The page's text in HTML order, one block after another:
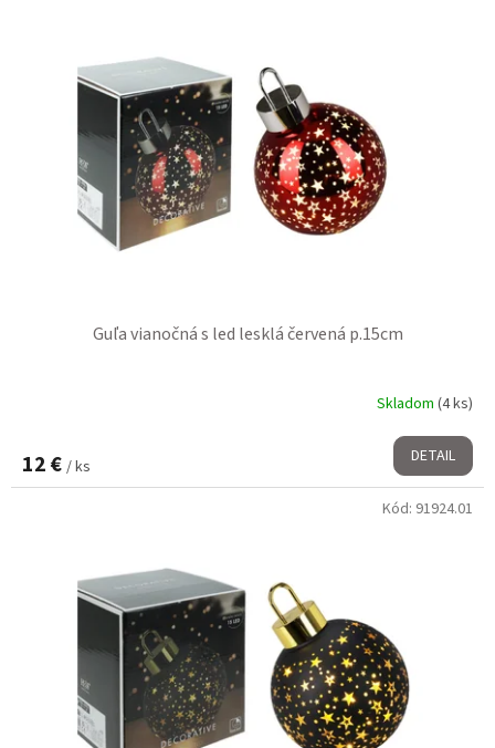
Guľa vianočná s led lesklá červená p.15cm
Skladom (4 ks)
12 € / ks DETAIL
Kód: 91924.01